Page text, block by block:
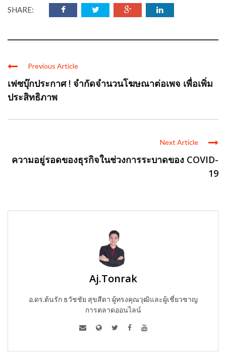
SHARE:
Previous Article
เฟซบุ๊กประกาศ ! จำกัดจำนวนโฆษณาต่อเพจ เพื่อเพิ่ม
ประสิทธิภาพ
Next Article
ความอยู่รอดของธุรกิจในช่วงการระบาดของ COVID-
19
Aj.Tonrak
อ.ดร.ต้นรัก ธวัชชัย สุขสีดา ผู้ทรงคุณวุฒิและผู้เชี่ยวชาญ
การตลาดออนไลน์